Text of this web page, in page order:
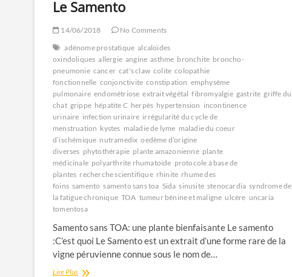
Le Samento
14/06/2018
No Comments
adénome prostatique alcaloïdes
oxindoliques allergie angine asthme bronchite broncho-
pneumonie cancer cat's claw colite colopathie
fonctionnelle conjonctivite constipation emphysème
pulmonaire endométriose extrait végétal fibromyalgie gastrite griffe du
chat grippe hépatite C herpès hypertension incontinence
urinaire infection urinaire irrégularité du cycle de
menstruation kystes maladie de lyme maladie du coeur
d’ischémique nutramedix oedème d’origine
diverses phytothérapie plante amazonienne plante
médicinale polyarthrite rhumatoïde protocole à base de
plantes recherche scientifique rhinite rhume des
foins samento samento sans toa Sida sinusite stenocardia syndrome de
la fatigue chronique TOA tumeur bénine et maligne ulcère uncaria
tomentosa
Samento sans TOA: une plante bienfaisante Le samento
:C’est quoi Le Samento est un extrait d’une forme rare de la
vigne péruvienne connue sous le nom de…
Lire PlusLe